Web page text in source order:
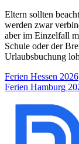
Eltern sollten
werden zwar
aber im Einzelfall
Schule oder der
Urlaubsbuchung
Ferien Hessen 2026
Ferien Hamburg